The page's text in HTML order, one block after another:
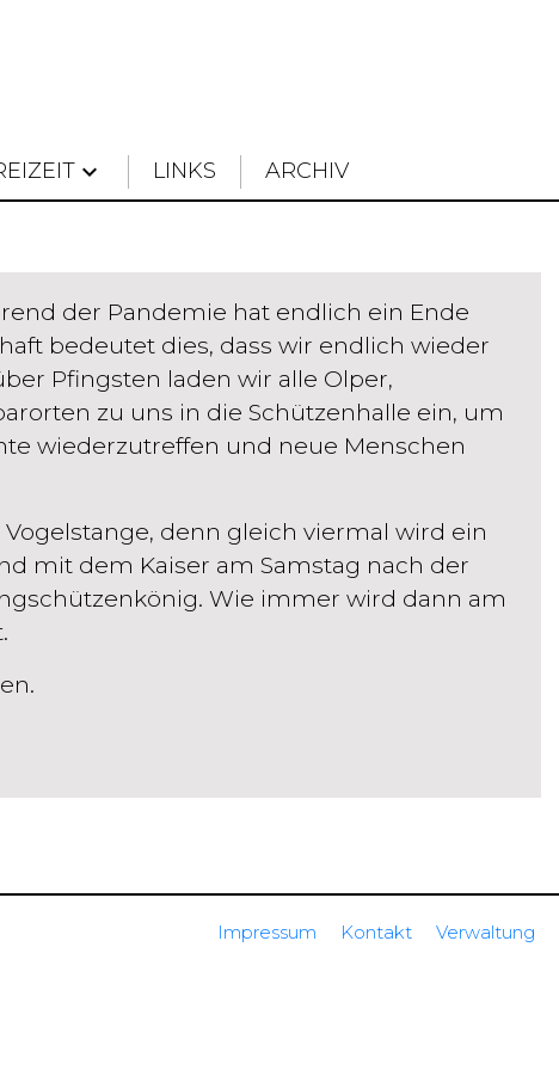
keyboard_arrow_down LINKS ARCHIV
der Pandemie hat endlich ein Ende
bedeutet dies, dass wir endlich wieder
Pfingsten laden wir alle Olper,
zu uns in die Schützenhalle ein, um
wiederzutreffen und neue Menschen
denn gleich viermal wird ein
mit dem Kaiser am Samstag nach der
Wie immer wird dann am
Impressum Kontakt Verwaltung